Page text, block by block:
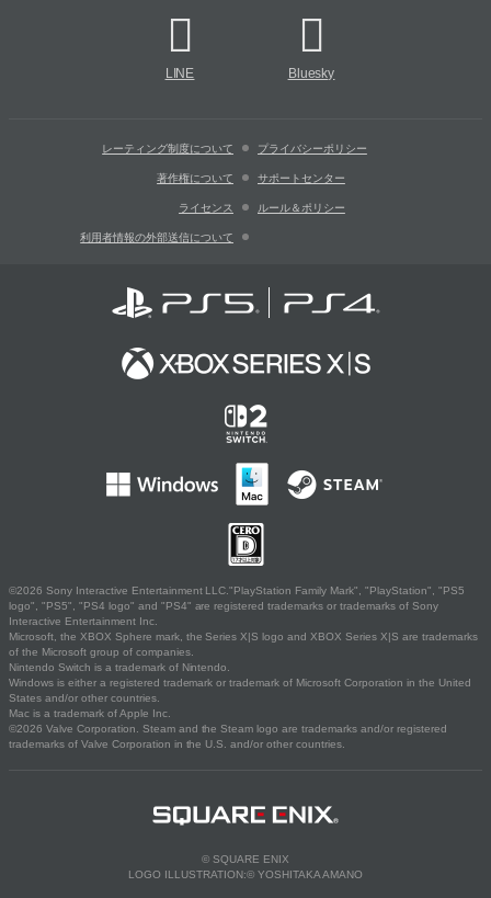
LINE Bluesky
レーティング制度について プライバシーポリシー
著作権について サポートセンター
ライセンス ルール＆ポリシー
利用者情報の外部送信について
©2026 Sony Interactive Entertainment LLC."PlayStation Family Mark", "PlayStation", "PS5
logo", "PS5", "PS4 logo" and "PS4" are registered trademarks or trademarks of Sony
Interactive Entertainment Inc.
Microsoft, the XBOX Sphere mark, the Series X|S logo and XBOX Series X|S are trademarks
of the Microsoft group of companies.
Nintendo Switch is a trademark of Nintendo.
Windows is either a registered trademark or trademark of Microsoft Corporation in the United
States and/or other countries.
Mac is a trademark of Apple Inc.
©2026 Valve Corporation. Steam and the Steam logo are trademarks and/or registered
trademarks of Valve Corporation in the U.S. and/or other countries.
© SQUARE ENIX
LOGO ILLUSTRATION:© YOSHITAKA AMANO